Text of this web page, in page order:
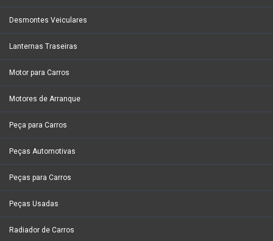
Desmontes Veiculares
Lanternas Traseiras
Motor para Carros
Motores de Arranque
Peça para Carros
Peças Automotivas
Peças para Carros
Peças Usadas
Radiador de Carros